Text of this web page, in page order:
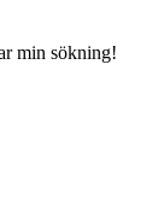
min sökning!